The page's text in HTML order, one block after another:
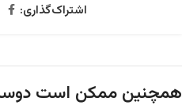
اشتراک‌گذاری:
همچنین ممکن است